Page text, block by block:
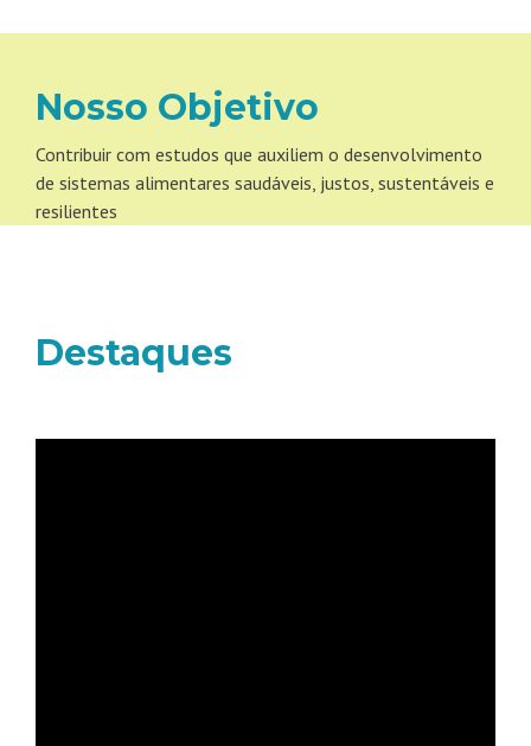
Nosso Objetivo
Contribuir com estudos que auxiliem o desenvolvimento
de sistemas alimentares saudáveis, justos, sustentáveis e
resilientes
Destaques